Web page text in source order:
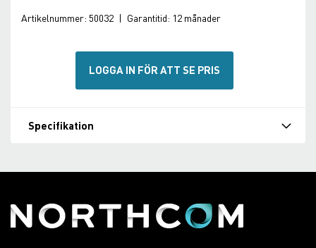
Artikelnummer: 50032 | Garantitid: 12 månader
LOGGA IN FÖR ATT SE PRIS
Specifikation